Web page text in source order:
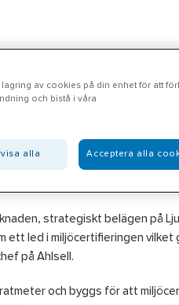
och etablerar en ny
planerar nu, tillsammans med
med ett bredare
för skrymmande material
strategiskt belägen på
ett led i miljöcertifieringen vilket
på Ahlsell.
och byggs för att
av cookies på din enhet för att
och bistå i våra
alla Acceptera alla